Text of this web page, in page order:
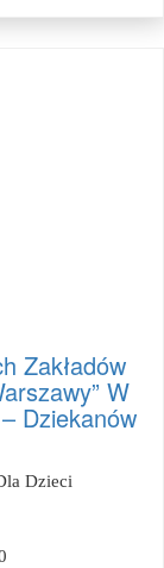
Zakładów
W
Dziekanów
Dzieci